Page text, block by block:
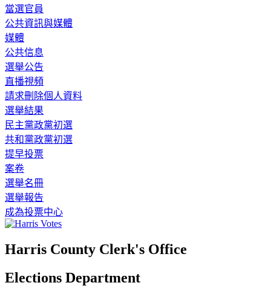
當選官員
公共資訊與媒體
媒體
公共信息
選舉公告
直播視頻
請求刪除個人資料
選舉結果
民主黨政黨初選
共和黨政黨初選
提早投票
案卷
選舉名冊
選舉報告
成為投票中心
Harris County Clerk's Office
Elections Department